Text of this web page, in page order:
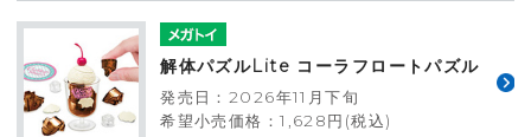
解体パズルLite コーラフロートパズル
発売日：2026年11月下旬
希望小売価格：1,628円(税込)